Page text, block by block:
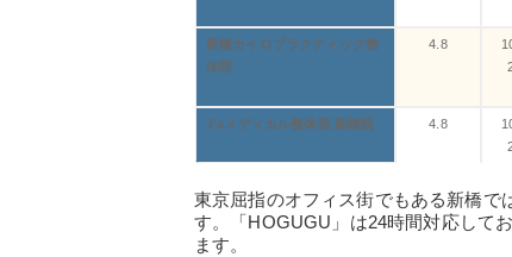
新橋カイロプラクティック整
体院
4.8
J'sメディカル整体院 新橋院 4.8
東京屈指のオフィス街でもある新橋で
す。「HOGUGU」は24時間対応して
ます。